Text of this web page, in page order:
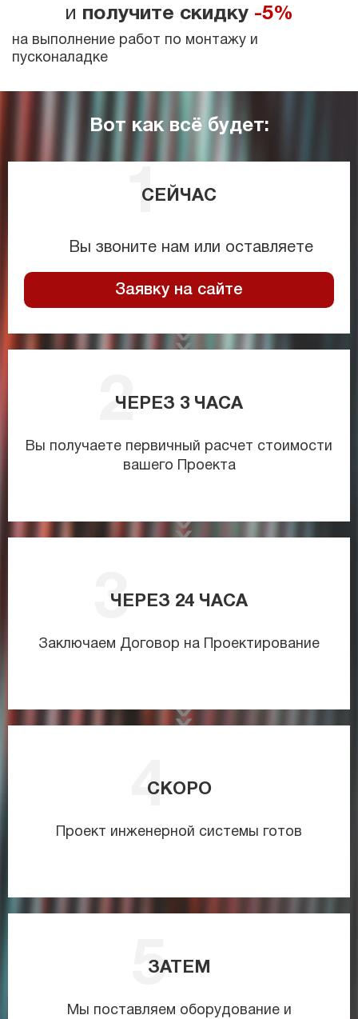
и получите скидку -5%
на выполнение работ по монтажу и
пусконаладке
Вот как всё будет:
СЕЙЧАС
Вы звоните нам или оставляете
Заявку на сайте
ЧЕРЕЗ 3 ЧАСА
Вы получаете первичный расчет стоимости
вашего Проекта
ЧЕРЕЗ 24 ЧАСА
Заключаем Договор на Проектирование
СКОРО
Проект инженерной системы готов
ЗАТЕМ
Мы поставляем оборудование и